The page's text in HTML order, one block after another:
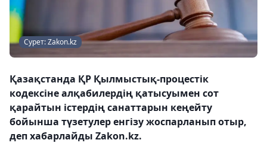
Сурет: Zakon.kz
Қазақстанда ҚР Қылмыстық-процестік
кодексіне алқабилердің қатысуымен сот
қарайтын істердің санаттарын кеңейту
бойынша түзетулер енгізу жоспарланып отыр,
деп хабарлайды Zakon.kz.